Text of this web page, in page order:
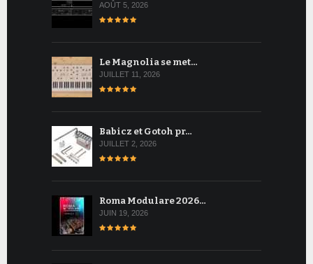
AOÛT 5, 2026
Le Magnolia se met…
JUILLET 11, 2026
Babicz et Gotoh pr…
JUILLET 2, 2026
Roma Modulare 2026…
JUIN 19, 2026